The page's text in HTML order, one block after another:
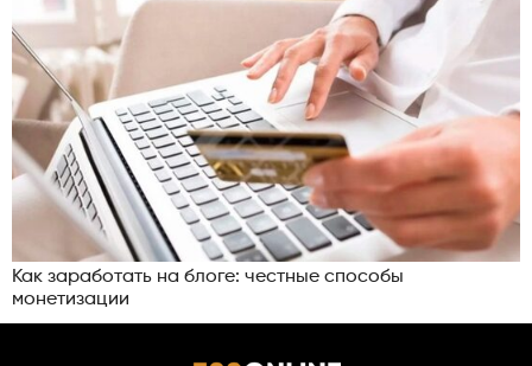
Как заработать на блоге: честные способы
монетизации